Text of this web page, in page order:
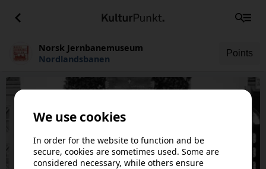
Norsk Jernbanemuseum
Nordlandsbanen
Points